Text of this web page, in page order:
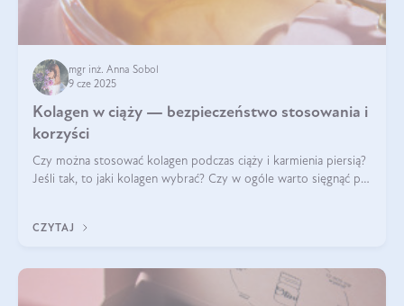
mgr inż. Anna Sobol
9 cze 2025
Kolagen w ciąży — bezpieczeństwo stosowania i
korzyści
Czy można stosować kolagen podczas ciąży i karmienia piersią?
Jeśli tak, to jaki kolagen wybrać? Czy w ogóle warto sięgnąć po
CZYTAJ